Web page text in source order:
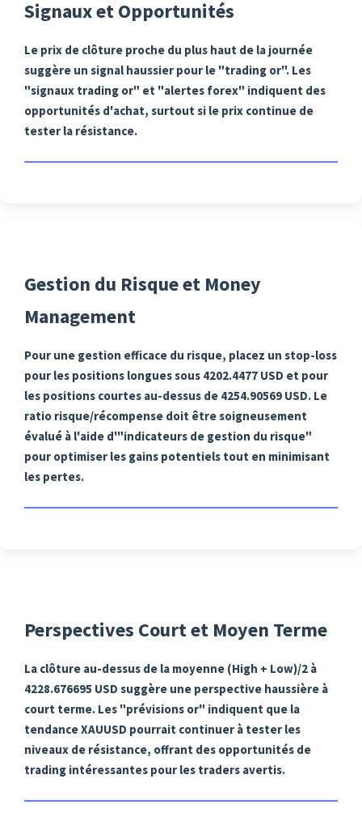
Signaux et Opportunités
Le prix de clôture proche du plus haut de la journée
suggère un signal haussier pour le "trading or". Les
"signaux trading or" et "alertes forex" indiquent des
opportunités d'achat, surtout si le prix continue de
tester la résistance.
Gestion du Risque et Money
Management
Pour une gestion efficace du risque, placez un stop-loss
pour les positions longues sous 4202.4477 USD et pour
les positions courtes au-dessus de 4254.90569 USD. Le
ratio risque/récompense doit être soigneusement
évalué à l'aide d'"indicateurs de gestion du risque"
pour optimiser les gains potentiels tout en minimisant
les pertes.
Perspectives Court et Moyen Terme
La clôture au-dessus de la moyenne (High + Low)/2 à
4228.676695 USD suggère une perspective haussière à
court terme. Les "prévisions or" indiquent que la
tendance XAUUSD pourrait continuer à tester les
niveaux de résistance, offrant des opportunités de
trading intéressantes pour les traders avertis.